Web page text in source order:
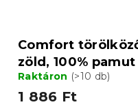
Comfort
zöld, 100% pamut
Raktáron (>10 db)
1 886 Ft